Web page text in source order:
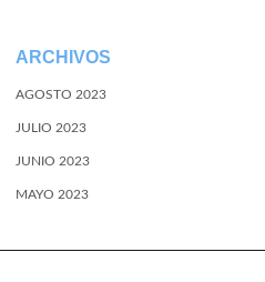
ARCHIVOS
AGOSTO 2023
JULIO 2023
JUNIO 2023
MAYO 2023